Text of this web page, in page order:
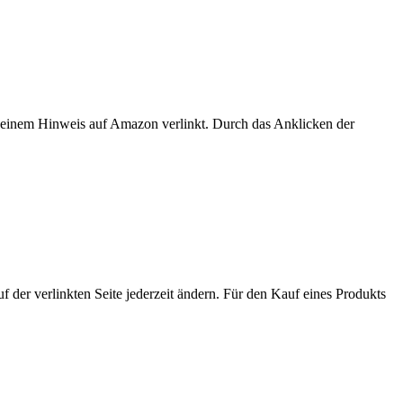
Hinweis auf Amazon verlinkt. Durch das Anklicken der
der verlinkten Seite jederzeit ändern. Für den Kauf eines Produkts